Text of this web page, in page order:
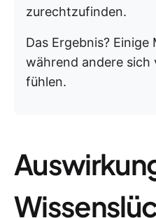
zurechtzufinden.
Das Ergebnis?
während andere
fühlen.